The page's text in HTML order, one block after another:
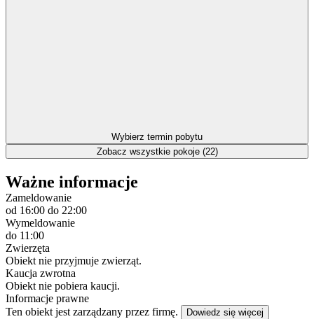
Wybierz termin pobytu
Zobacz wszystkie pokoje (22)
Ważne informacje
Zameldowanie
od 16:00 do 22:00
Wymeldowanie
do 11:00
Zwierzęta
Obiekt nie przyjmuje zwierząt.
Kaucja zwrotna
Obiekt nie pobiera kaucji.
Informacje prawne
Ten obiekt jest zarządzany przez firmę.
Dowiedz się więcej